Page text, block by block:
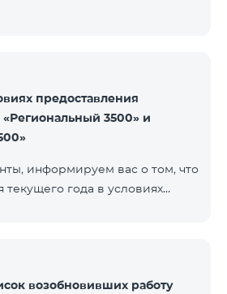
предоставления
3500» и
информируем вас о том, что
текущего года в условиях
период — 15 дней
тарифныйвозобновивших работу